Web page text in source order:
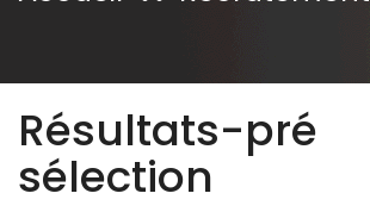
Résultats-pré
sélection